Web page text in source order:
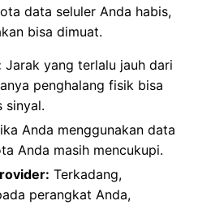
data seluler Anda habis,
bisa dimuat.
Jarak yang terlalu jauh dari
penghalang fisik bisa
sinyal.
Anda menggunakan data
Anda masih mencukupi.
Terkadang,
perangkat Anda,